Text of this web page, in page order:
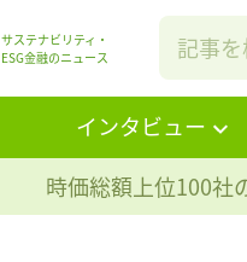
サステナビリティ・
ESG金融のニュース
インタビュー
時価総額上位100社